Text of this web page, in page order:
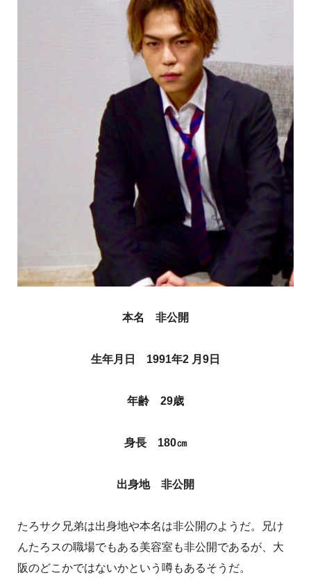
本名 非公開
生年月日 1991年2 月9日
年齢 29歳
身長 180㎝
出身地 非公開
たろサク兄弟は出身地や本名は非公開のようだ。兄け
んたろスの職場でもある美容室も非公開であるが、大
阪のどこかではないかという噂もあるそうだ。